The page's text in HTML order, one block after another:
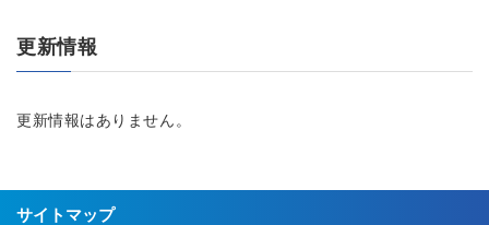
更新情報
更新情報はありません。
サイトマップ